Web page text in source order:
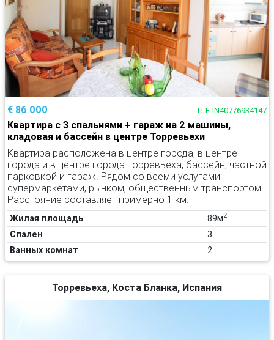
€ 86 000 TLF-IN40776934147
Квартира с 3 спальнями + гараж на 2 машины,
кладовая и бассейн в центре Торревьехи
Квартира расположена в центре города, в центре
города и в центре города Торревьеха, бассейн, частной
парковкой и гараж. Рядом со всеми услугами
супермаркетами, рынком, общественным транспортом.
Расстояние составляет примерно 1 км.
Жилая площадь 89м2
Спален
3
Ванных комнат
2
Торревьеха, Коста Бланка, Испания